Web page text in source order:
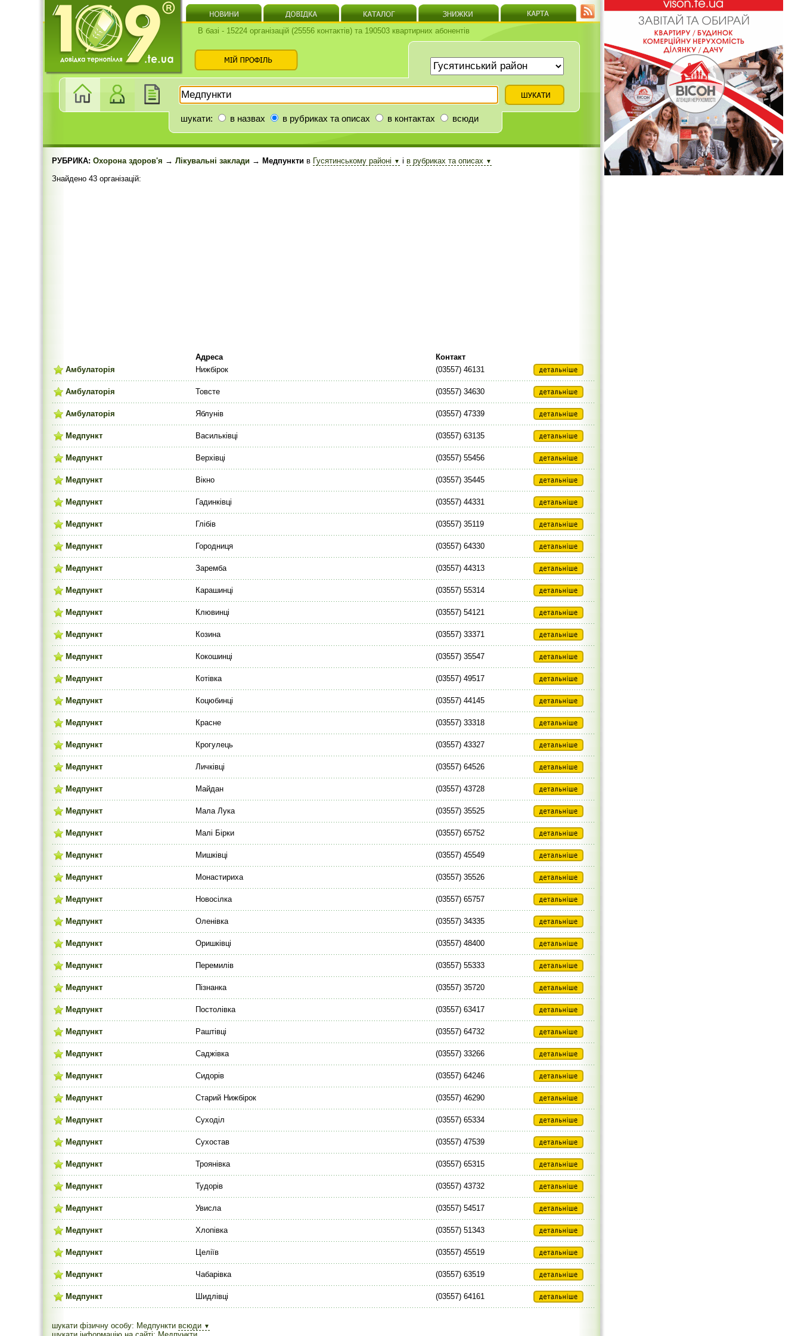
В базі - 15224 організацій (25556 контактів) та 190503 квартирних абонентів
шукати: в назвах в рубриках та описах в контактах всюди
РУБРИКА: Охорона здоров'я → Лікувальні заклади → Медпункти в Гусятинському районі ▼ і в рубриках та описах ▼
Знайдено 43 організацій:
Адреса
Контакт
Амбулаторія
Нижбірок (03557) 46131
Амбулаторія Товсте (03557) 34630
Амбулаторія Яблунів (03557) 47339
Медпункт Васильківці (03557) 63135
Медпункт Верхівці (03557) 55456
Медпункт Вікно (03557) 35445
Медпункт Гадинківці (03557) 44331
Медпункт Глібів (03557) 35119
Медпункт Городниця (03557) 64330
Медпункт Заремба (03557) 44313
Медпункт Карашинці (03557) 55314
Медпункт Клювинці (03557) 54121
Медпункт Козина (03557) 33371
Медпункт Кокошинці (03557) 35547
Медпункт Котівка (03557) 49517
Медпункт Коцюбинці (03557) 44145
Медпункт Красне (03557) 33318
Медпункт Крогулець (03557) 43327
Медпункт Личківці (03557) 64526
Медпункт Майдан (03557) 43728
Медпункт Мала Лука (03557) 35525
Медпункт Малі Бірки (03557) 65752
Медпункт Мишківці (03557) 45549
Медпункт Монастириха (03557) 35526
Медпункт Новосілка (03557) 65757
Медпункт Оленівка (03557) 34335
Медпункт Оришківці (03557) 48400
Медпункт Перемилів (03557) 55333
Медпункт Пізнанка (03557) 35720
Медпункт Постолівка (03557) 63417
Медпункт Раштівці (03557) 64732
Медпункт Саджівка (03557) 33266
Медпункт Сидорів (03557) 64246
Медпункт Старий Нижбірок (03557) 46290
Медпункт Суходіл (03557) 65334
Медпункт Сухостав (03557) 47539
Медпункт Троянівка (03557) 65315
Медпункт Тудорів (03557) 43732
Медпункт Увисла (03557) 54517
Медпункт Хлопівка (03557) 51343
Медпункт Целіїв (03557) 45519
Медпункт Чабарівка (03557) 63519
Медпункт Шидлівці (03557) 64161
шукати фізичну особу: Медпункти всюди ▼